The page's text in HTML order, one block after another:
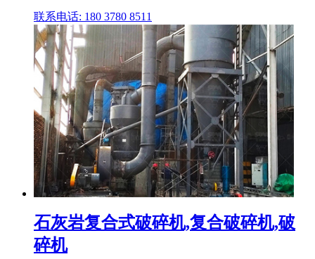
联系电话: 180 3780 8511
石灰岩复合式破碎机,复合破碎机,破
碎机